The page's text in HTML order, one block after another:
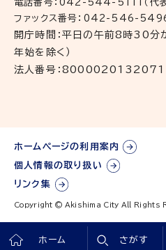
ホーム さがす
電話番号：042-544-5111（代表
ファックス番号：042-546-
開庁時間：平日の午前8時30分
年始を除く）
法人番号：8000020132071
ホームページの利用案内
個人情報の取り扱い
リンク集
Copyright © Akishima City All Rights